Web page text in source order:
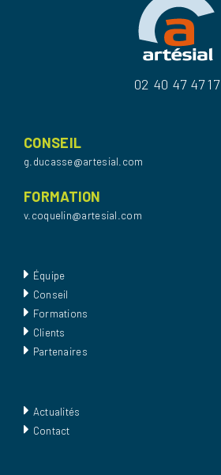
02 40 47 47 17
CONSEIL
g.ducasse@artesial.com
FORMATION
v.coquelin@artesial.com
Équipe
Conseil
Formations
Clients
Partenaires
Actualités
Contact